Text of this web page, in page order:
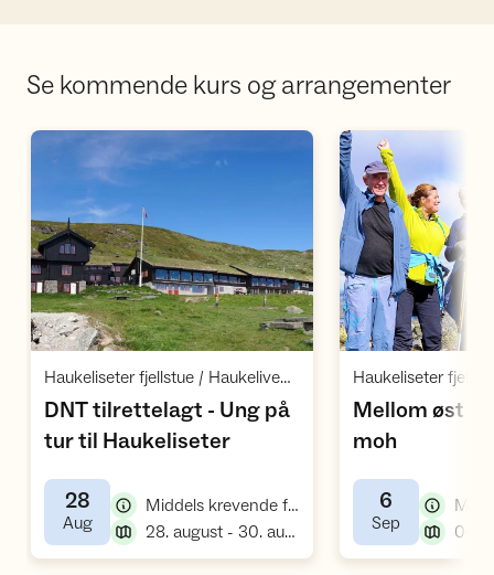
Se kommende kurs og arrangementer
Åpne aktivitet
Haukeliseter fjellstue / Haukelivegen 2917 / Edland
,
DNT tilrettelagt - Ung på
tur til Haukeliseter,
28
Aug,
Middels krevende fellestur
28. august - 30. august
Mellom øst
moh,
6
Sep